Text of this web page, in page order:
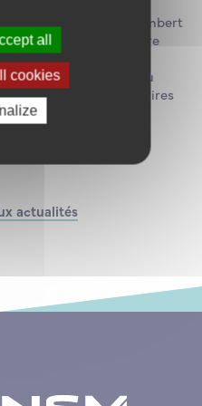
claires à François Lambert
de l’école qui doit être
qui forme les futurs
française un nouveau
l’autonomie des navires
et des
actualités
all
cookies